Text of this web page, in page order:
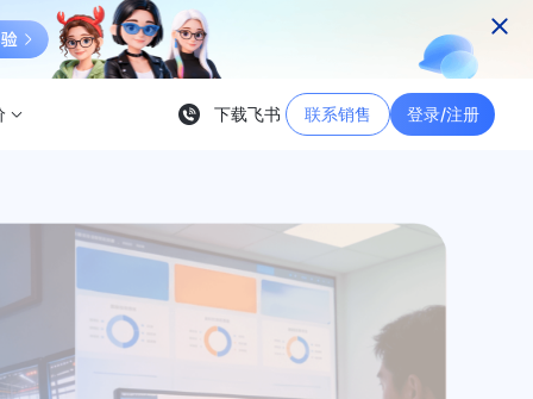
下载飞书 联系销售 登录/注册